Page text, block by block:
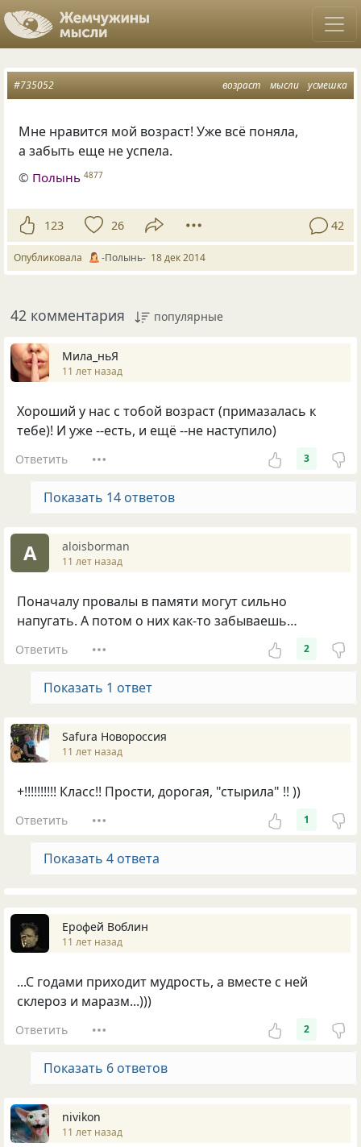
возраст мысли усмешка
#735052
Мне нравится мой возраст! Уже всё поняла,
а забыть еще не успела.
© Полынь 4877
123 26 42
Опубликовала -Полынь- 18 дек 2014
42 комментария популярные
Мила_ньЯ
11 лет назад
Хороший у нас с тобой возраст (примазалась к
тебе)! И уже --есть, и ещё --не наступило)
Ответить 3
Показать 14 ответов
A aloisborman
11 лет назад
Поначалу провалы в памяти могут сильно
напугать. А потом о них как-то забываешь…
Ответить 2
Показать 1 ответ
Safura Новороссия
11 лет назад
+!!!!!!!!!! Класс!! Прости, дорогая, "стырила" !! ))
Ответить 1
Показать 4 ответа
Ерофей Воблин
11 лет назад
...С годами приходит мудрость, а вместе с ней
склероз и маразм...)))
Ответить 2
Показать 6 ответов
nivikon
11 лет назад